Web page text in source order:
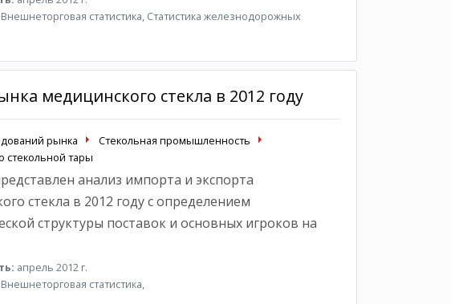
Внешнеторговая статистика, Статистика железнодорожных
медицинского стекла в 2012 году
рынка
Стекольная промышленность
стекольной тары
анализ импорта и экспорта
стекла в 2012 году с определением
структуры поставок и основных игроков на
апрель 2012 г.
Внешнеторговая статистика,